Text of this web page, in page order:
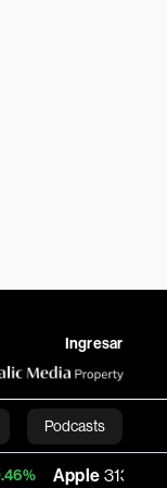
Ingresar
Podcasts
313.305 +0.25%